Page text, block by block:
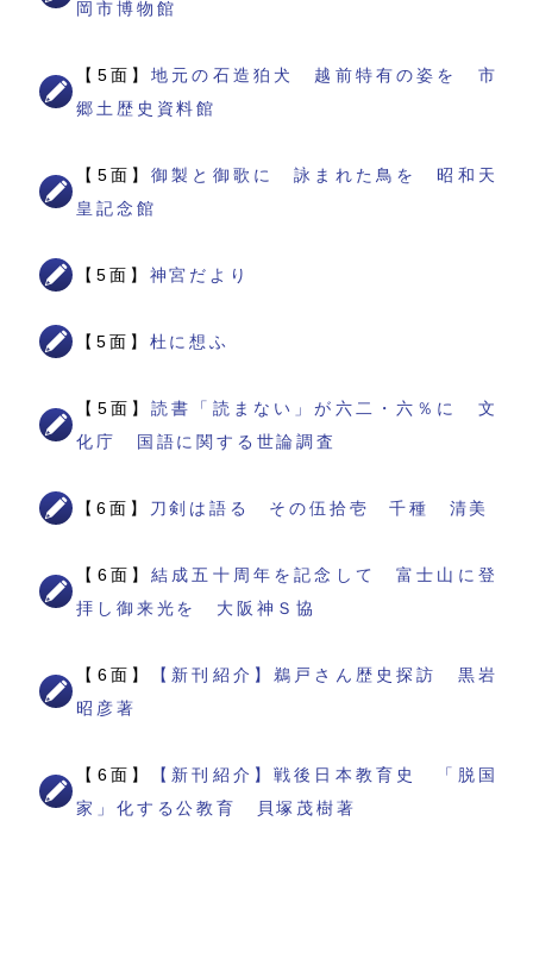
岡市博物館
【5面】地元の石造狛犬 越前特有の姿を 市
郷土歴史資料館
【5面】御製と御歌に 詠まれた鳥を 昭和天
皇記念館
【5面】 神宮だより
【5面】 杜に想ふ
【5面】読書「読まない」が六二・六％に 文
化庁 国語に関する世論調査
【6面】 刀剣は語る その伍拾壱 千種 清美
【6面】結成五十周年を記念して 富士山に登
拝し御来光を 大阪神Ｓ協
【6面】
【新刊紹介】鵜戸さん歴史探訪 黒岩
昭彦著
【6面】
【新刊紹介】戦後日本教育史 「脱国
家」化する公教育 貝塚茂樹著